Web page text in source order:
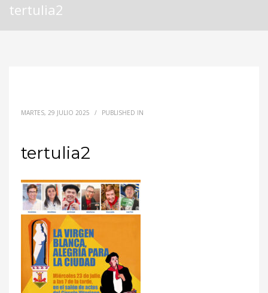
tertulia2
MARTES, 29 JULIO 2025 / PUBLISHED IN
tertulia2